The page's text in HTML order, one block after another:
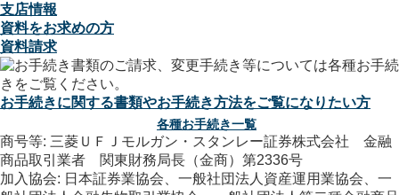
支店情報
資料をお求めの方
資料請求
お手続きに関する書類やお手続き方法をご覧になりたい方
各種お手続き一覧
商号等: 三菱ＵＦＪモルガン・スタンレー証券株式会社 金融
商品取引業者 関東財務局長（金商）第2336号
加入協会: 日本証券業協会、一般社団法人資産運用業協会、一